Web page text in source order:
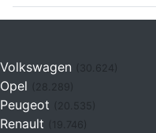
Volkswagen (30.624)
Opel
Peugeot
Renault (19.746)